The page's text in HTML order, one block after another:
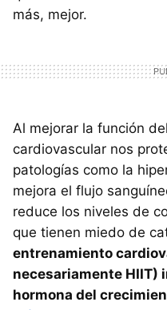
más, mejor.
Al mejorar la función
cardiovascular nos
patologías como la
mejora el flujo
reduce los niveles de
que tienen miedo de
entrenamiento
necesariamente HIIT)
hormona del